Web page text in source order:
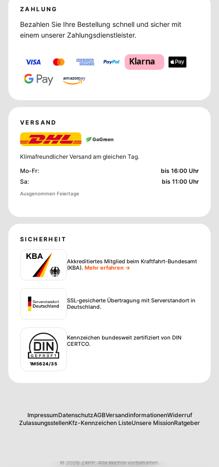
ZAHLUNG
Bezahlen Sie Ihre Bestellung schnell und sicher mit
einem unserer Zahlungsdienstleister.
Klarna
amazonpay
VERSAND
GoGreen
Klimafreundlicher Versand am gleichen Tag.
Mo-Fr:
bis 16:00 Uhr
Sa: bis 11:00 Uhr
Ausgenommen Feiertage
SICHERHEIT
Akkreditiertes Mitglied beim Kraftfahrt-Bundesamt
(KBA). Mehr erfahren →
SSL-gesicherte Übertragung mit Serverstandort in
Deutschland.
1M5624/35
Kennzeichen bundesweit zertifiziert von DIN
CERTCO.
ImpressumDatenschutzAGBVersandinformationenWiderruf
ZulassungsstellenKfz-Kennzeichen ListeUnsere MissionRatgeber
© 2026 ZAPP. Alle Rechte vorbehalten.